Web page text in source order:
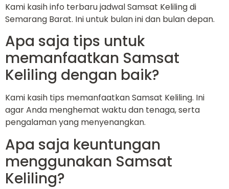
Kami kasih info terbaru jadwal Samsat Keliling di
Semarang Barat. Ini untuk bulan ini dan bulan depan.
Apa saja tips untuk
memanfaatkan Samsat
Keliling dengan baik?
Kami kasih tips memanfaatkan Samsat Keliling. Ini
agar Anda menghemat waktu dan tenaga, serta
pengalaman yang menyenangkan.
Apa saja keuntungan
menggunakan Samsat
Keliling?